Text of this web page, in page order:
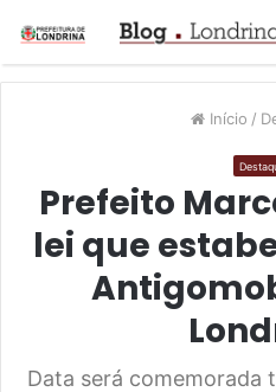
Início /
Prefeito
lei que
Data será comemorada